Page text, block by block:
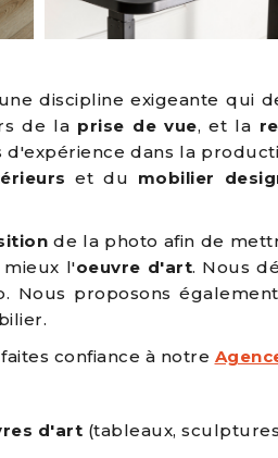
discipline exigeante qui
de la prise de vue, et la
d'expérience dans la
et du mobilier
de la photo afin de
l'oeuvre d'art. Nous
proposons
faites confiance à notre
d'art (tableaux,